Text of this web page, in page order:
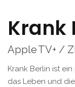
Krank
Apple TV+ /
Krank Berlin ist
das Leben und